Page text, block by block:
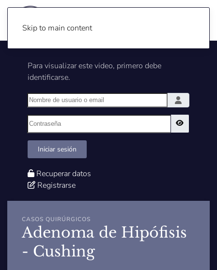
Skip to main content
Para visualizar este video, primero debe
identificarse.
Nombre de usuario o email
Contraseña
Iniciar sesión
Recuperar datos
Registrarse
CASOS QUIRÚRGICOS
Adenoma de Hipófisis
- Cushing